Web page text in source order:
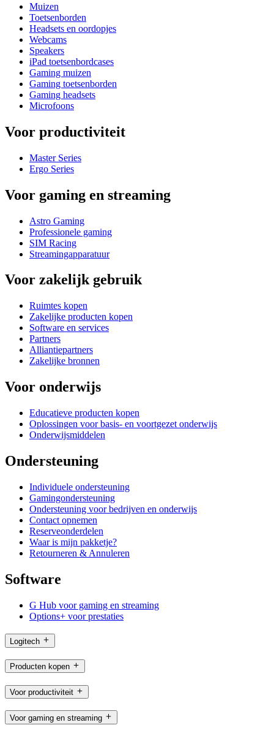
Muizen
Toetsenborden
Headsets en oordopjes
Webcams
Speakers
iPad toetsenbordcases
Gaming muizen
Gaming toetsenborden
Gaming headsets
Microfoons
Voor productiviteit
Master Series
Ergo Series
Voor gaming en streaming
Astro Gaming
Professionele gaming
SIM Racing
Streamingapparatuur
Voor zakelijk gebruik
Ruimtes kopen
Zakelijke producten kopen
Software en services
Partners
Alliantiepartners
Zakelijke bronnen
Voor onderwijs
Educatieve producten kopen
Oplossingen voor basis- en voortgezet onderwijs
Onderwijsmiddelen
Ondersteuning
Individuele ondersteuning
Gamingondersteuning
Ondersteuning voor bedrijven en onderwijs
Contact opnemen
Reserveonderdelen
Waar is mijn pakketje?
Retourneren & Annuleren
Software
G Hub voor gaming en streaming
Options+ voor prestaties
Logitech
Producten kopen
Voor productiviteit
Voor gaming en streaming